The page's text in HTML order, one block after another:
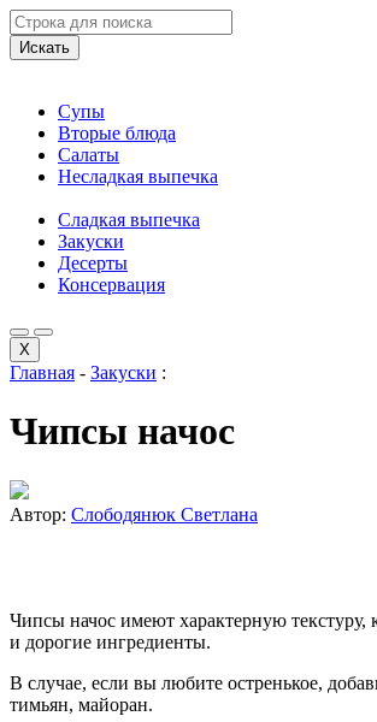
Искать
Супы
Вторые блюда
Салаты
Несладкая выпечка
Сладкая выпечка
Закуски
Десерты
Консервация
X
Главная - Закуски :
Чипсы начос
Автор: Слободянюк Светлана
Чипсы начос имеют характерную текстуру,
и дорогие ингредиенты.
В случае, если вы любите остренькое,
тимьян, майоран.